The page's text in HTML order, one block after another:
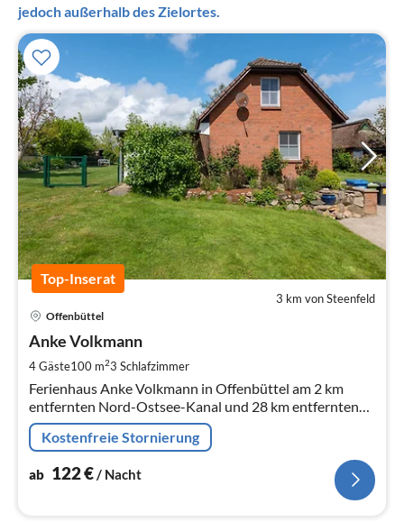
jedoch außerhalb des Zielortes.
Top-Inserat
3 km von Steenfeld
Offenbüttel
Anke Volkmann
4 Gäste100 m23 Schlafzimmer
Ferienhaus Anke Volkmann in Offenbüttel am 2 km
entfernten Nord-Ostsee-Kanal und 28 km entfernten
Nordsee, 100m² Wohnfläche, Platz für 4 Personen. Mit
Wintergarten, Sauna und Ofen
Kostenfreie Stornierung
ab 122€/ Nacht